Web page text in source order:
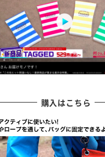
購入はこちら